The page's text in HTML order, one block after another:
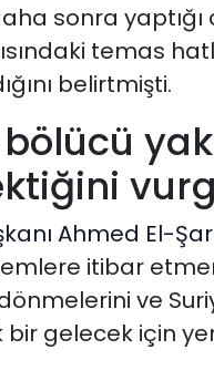
sonra
temas
belirtmişti.
bölücü
Ahmed El-
itibar
ve
gelecek için